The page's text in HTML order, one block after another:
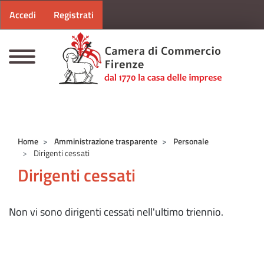
Menu profilo utente
Accedi Registrati
Home Amministrazione trasparente
Personale
Dirigenti cessati
Dirigenti cessati
Non vi sono dirigenti cessati nell'ultimo triennio.